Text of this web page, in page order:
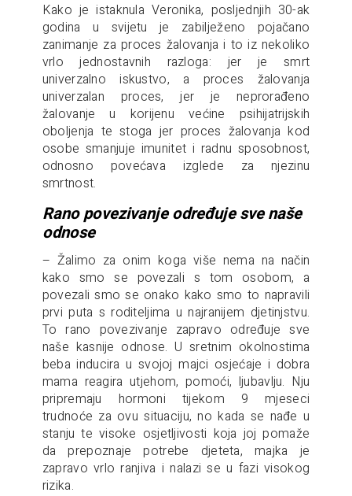
Kako je istaknula Veronika, posljednjih 30-ak
godina u svijetu je zabilježeno pojačano
zanimanje za proces žalovanja i to iz nekoliko
vrlo jednostavnih razloga: jer je smrt
univerzalno iskustvo, a proces žalovanja
univerzalan proces, jer je neprorađeno
žalovanje u korijenu većine psihijatrijskih
oboljenja te stoga jer proces žalovanja kod
osobe smanjuje imunitet i radnu sposobnost,
odnosno povećava izglede za njezinu
smrtnost.
Rano povezivanje određuje sve naše
odnose
– Žalimo za onim koga više nema na način
kako smo se povezali s tom osobom, a
povezali smo se onako kako smo to napravili
prvi puta s roditeljima u najranijem djetinjstvu.
To rano povezivanje zapravo određuje sve
naše kasnije odnose. U sretnim okolnostima
beba inducira u svojoj majci osjećaje i dobra
mama reagira utjehom, pomoći, ljubavlju. Nju
pripremaju hormoni tijekom 9 mjeseci
trudnoće za ovu situaciju, no kada se nađe u
stanju te visoke osjetljivosti koja joj pomaže
da prepoznaje potrebe djeteta, majka je
zapravo vrlo ranjiva i nalazi se u fazi visokog
rizika.